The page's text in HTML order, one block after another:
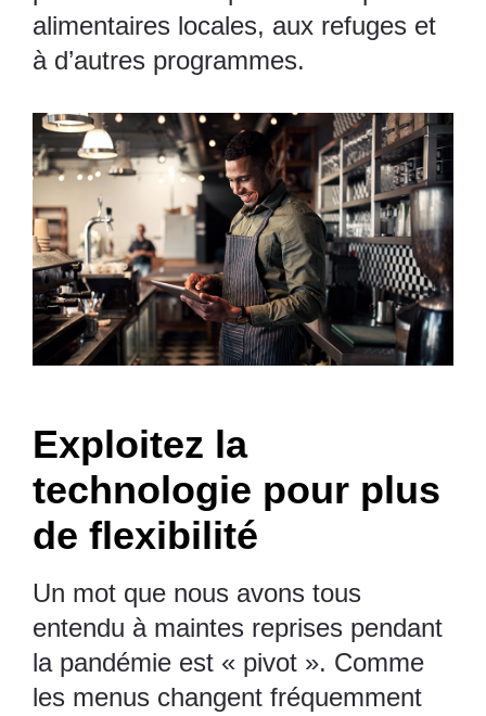
alimentaires locales, aux refuges et
à d’autres programmes.
Exploitez la
technologie pour plus
de flexibilité
Un mot que nous avons tous
entendu à maintes reprises pendant
la pandémie est « pivot ». Comme
les menus changent fréquemment